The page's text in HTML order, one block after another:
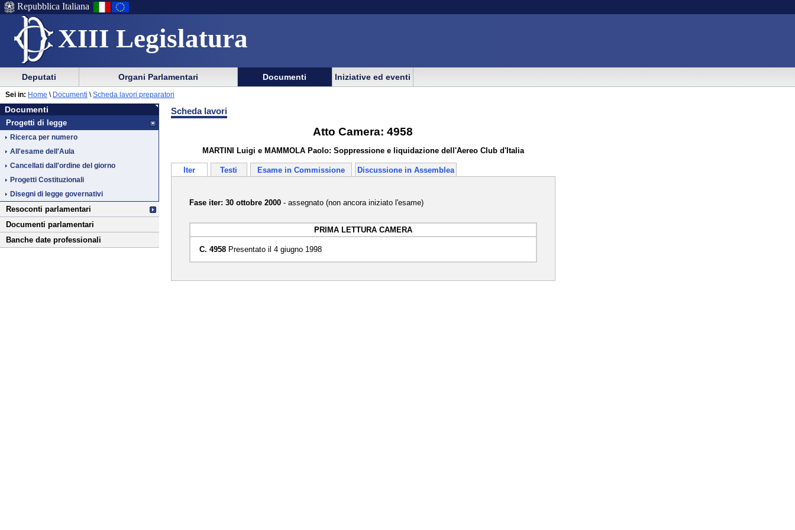
XIII Legislatura
Menu
di
ausilio
alla
navigazione
Menu
di
navigazione
principale
Repubblica Italiana
Menu
di
navigazione
principale
menu
di
sezione
Deputati Organi Parlamentari Documenti Iniziative ed eventi
Documenti
Vai
al
contenuto
Documenti
Progetti di legge
Ricerca per numero
All'esame dell'Aula
Cancellati dall'ordine del giorno
Progetti Costituzionali
Disegni di legge governativi
Resoconti parlamentari
Documenti parlamentari
Banche date professionali
Sei in: Home \ Documenti \ Scheda lavori preparatori
Scheda lavori
Atto Camera: 4958
MARTINI Luigi e MAMMOLA Paolo: Soppressione e liquidazione dell'Aereo Club d'Italia
Iter Testi Esame in Commissione Discussione in Assemblea
Fase iter: 30 ottobre 2000- assegnato (non ancora iniziato l'esame)
PRIMA LETTURA CAMERA
C. 4958Presentato il 4 giugno 1998